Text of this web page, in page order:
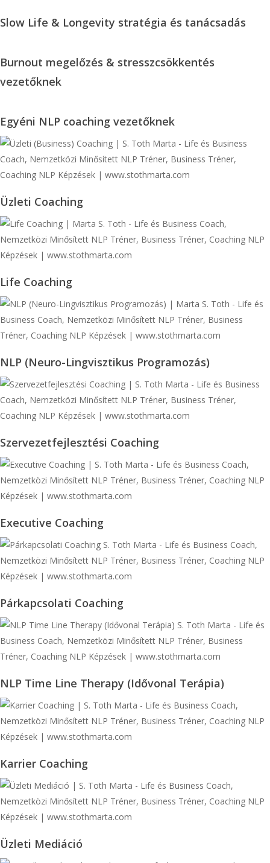
és
Slow
Longevity
stratégia
Slow Life & Longevity stratégia és tanácsadás
Burnout
megelőzés
vezetőknek
Burnout megelőzés & stresszcsökkentés
vezetőknek
Egyéni
NLP
coaching
vezetőknek
Egyéni NLP coaching vezetőknek
Üzleti
Coaching
Üzleti Coaching
Life
Coaching
Life Coaching
NLP
(Neuro-
Lingvisztikus
Programozás)
NLP (Neuro-Lingvisztikus Programozás)
Szervezetfejlesztési
Coaching
Szervezetfejlesztési Coaching
Executive
Coaching
Executive Coaching
Párkapcsolati
Coaching
Párkapcsolati Coaching
NLP
Time
Line
Therapy
(Idővonal
Terápia)
NLP Time Line Therapy (Idővonal Terápia)
Karrier
Coaching
Karrier Coaching
Üzleti
Mediáció
Üzleti Mediáció